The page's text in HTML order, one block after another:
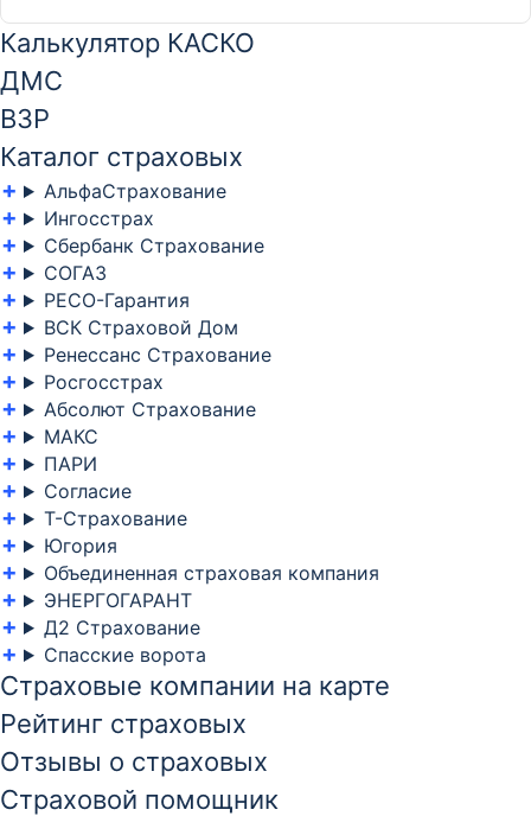
Калькулятор КАСКО
ДМС
ВЗР
Каталог страховых
АльфаСтрахование
Ингосстрах
Сбербанк Страхование
СОГАЗ
РЕСО-Гарантия
ВСК Страховой Дом
Ренессанс Страхование
Росгосстрах
Абсолют Страхование
МАКС
ПАРИ
Согласие
Т-Страхование
Югория
Объединенная страховая компания
ЭНЕРГОГАРАНТ
Д2 Страхование
Спасские ворота
Страховые компании на карте
Рейтинг страховых
Отзывы о страховых
Страховой помощник